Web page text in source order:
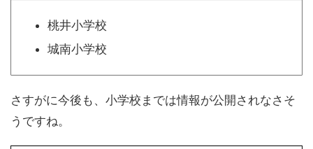
桃井小学校
城南小学校
さすがに今後も、小学校までは情報が公開されなさそ
うですね。